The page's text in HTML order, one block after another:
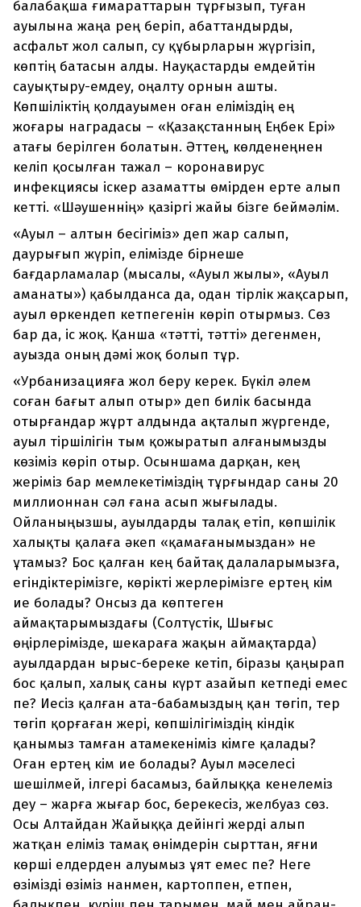
балабақша ғимараттарын тұрғызып, туған
ауылына жаңа рең беріп, абаттандырды,
асфальт жол салып, су құбырларын жүргізіп,
көптің батасын алды. Науқастарды емдейтін
сауықтыру-емдеу, оңалту орнын ашты.
Көпшіліктің қолдауымен оған еліміздің ең
жоғары наградасы – «Қазақстанның Еңбек Ері»
атағы берілген болатын. Әттең, көлденеңнен
келіп қосылған тажал – коронавирус
инфекциясы іскер азаматты өмірден ерте алып
кетті. «Шәушеннің» қазіргі жайы бізге беймәлім.
«Ауыл – алтын бесігіміз» деп жар салып,
даурығып жүріп, елімізде бірнеше
бағдарламалар (мысалы, «Ауыл жылы», «Ауыл
аманаты») қабылданса да, одан тірлік жақсарып,
ауыл өркендеп кетпегенін көріп отырмыз. Сөз
бар да, іс жоқ. Қанша «тәтті, тәтті» дегенмен,
ауызда оның дәмі жоқ болып тұр.
«Урбанизацияға жол беру керек. Бүкіл әлем
соған бағыт алып отыр» деп билік басында
отырғандар жұрт алдында ақталып жүргенде,
ауыл тіршілігін тым қожыратып алғанымызды
көзіміз көріп отыр. Осыншама дарқан, кең
жеріміз бар мемлекетіміздің тұрғындар саны 20
миллионнан сәл ғана асып жығылады.
Ойланыңызшы, ауылдарды талақ етіп, көпшілік
халықты қалаға әкеп «қамағанымыздан» не
ұтамыз? Бос қалған кең байтақ далаларымызға,
егіндіктерімізге, көрікті жерлерімізге ертең кім
ие болады? Онсыз да көптеген
аймақтарымыздағы (Солтүстік, Шығыс
өңірлерімізде, шекараға жақын аймақтарда)
ауылдардан ырыс-береке кетіп, біразы қаңырап
бос қалып, халық саны күрт азайып кетпеді емес
пе? Иесіз қалған ата-бабамыздың қан төгіп, тер
төгіп қорғаған жері, көпшілігіміздің кіндік
қанымыз тамған атамекеніміз кімге қалады?
Оған ертең кім ие болады? Ауыл мәселесі
шешілмей, ілгері басамыз, байлыққа кенелеміз
деу – жарға жығар бос, берекесіз, желбуаз сөз.
Осы Алтайдан Жайыққа дейінгі жерді алып
жатқан еліміз тамақ өнімдерін сырттан, яғни
көрші елдерден алуымыз ұят емес пе? Неге
өзімізді өзіміз нанмен, картоппен, етпен,